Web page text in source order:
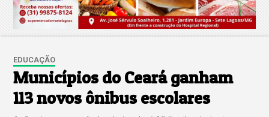
EDUCAÇÃO
Municípios do Ceará ganham
113 novos ônibus escolares